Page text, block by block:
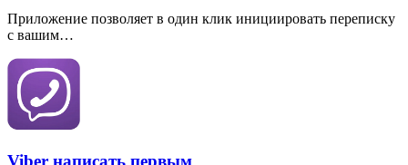
Приложение позволяет в один клик инициировать переписку
с вашим…
Viber написать первым